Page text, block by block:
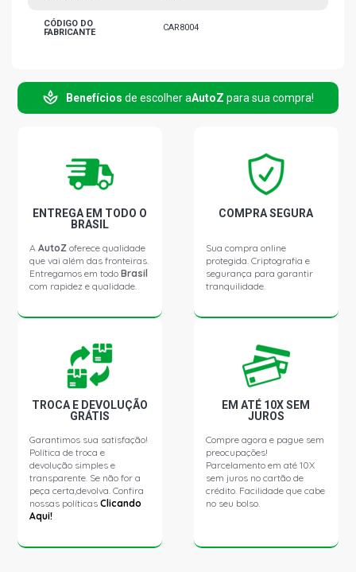
CÓDIGO DO
FABRICANTE
CAR8004
Benefícios de escolher aAutoZ para sua compra!
ENTREGA EM TODO O
BRASIL
AAutoZ oferece qualidade
que vai além das fronteiras.
Entregamos em todoBrasil
com rapidez e qualidade.
COMPRA SEGURA
Sua compra online
protegida. Criptografia e
segurança para garantir
tranquilidade.
TROCA E DEVOLUÇÃO
GRÁTIS
Garantimos sua satisfação!
Política de troca e
devolução simples e
transparente. Se não for a
peça certa,devolva. Confira
nossas políticasClicando
Aqui!
EM ATÉ 10X SEM
JUROS
Compre agora e pague sem
preocupações!
Parcelamento em até 10X
sem juros no cartão de
crédito. Facilidade que cabe
no seu bolso.